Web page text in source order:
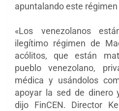
apuntalando este
«Los venezolanos
ilegítimo régimen de
acólitos, que están
pueblo venezolano,
médica y usándolos
apoyar la sed de dinero
dijo FinCEN. Director